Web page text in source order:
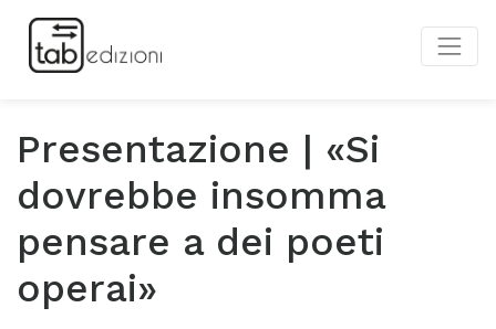
Presentazione | «Si
dovrebbe insomma
pensare a dei poeti
operai»